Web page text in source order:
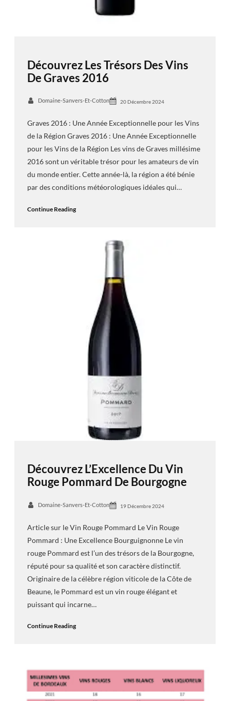
Découvrez Les Trésors Des Vins
De Graves 2016
Domaine-Sanvers-Et-Cotton 20 Décembre 2024
Graves 2016 : Une Année Exceptionnelle pour les Vins
de la Région Graves 2016 : Une Année Exceptionnelle
pour les Vins de la Région Les vins de Graves millésime
2016 sont un véritable trésor pour les amateurs de vin
du monde entier. Cette année-là, la région a été bénie
par des conditions météorologiques idéales qui…
Continue Reading
Découvrez L’Excellence Du Vin
Rouge Pommard De Bourgogne
Domaine-Sanvers-Et-Cotton 19 Décembre 2024
Article sur le Vin Rouge Pommard Le Vin Rouge
Pommard : Une Excellence Bourguignonne Le vin
rouge Pommard est l’un des trésors de la Bourgogne,
réputé pour sa qualité et son caractère distinctif.
Originaire de la célèbre région viticole de la Côte de
Beaune, le Pommard est un vin rouge élégant et
puissant qui incarne…
Continue Reading